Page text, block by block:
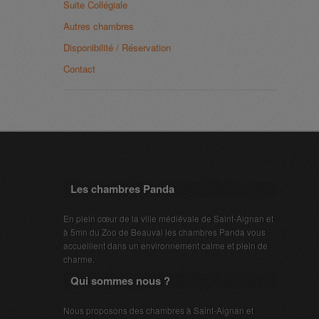
Suite Collégiale
Autres chambres
Disponibilité / Réservation
Contact
Les chambres Panda
En plein cœur de la ville médiévale de Saint-Aignan et
à 5mn du Zoo de Beauval les chambres Panda vous
accueillent dans un environnement calme et plein de
charme.
Qui sommes nous ?
Nous proposons des chambres à Saint-Aignan et